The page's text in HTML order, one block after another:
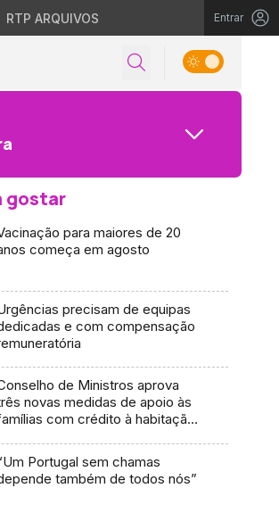
RTP ARQUIVOS Entrar
gostar
para maiores de 20
começa em agosto
precisam de equipas
e com compensação
de Ministros aprova
novas medidas de apoio às
com crédito à habitação
Portugal sem chamas
também de todos nós”